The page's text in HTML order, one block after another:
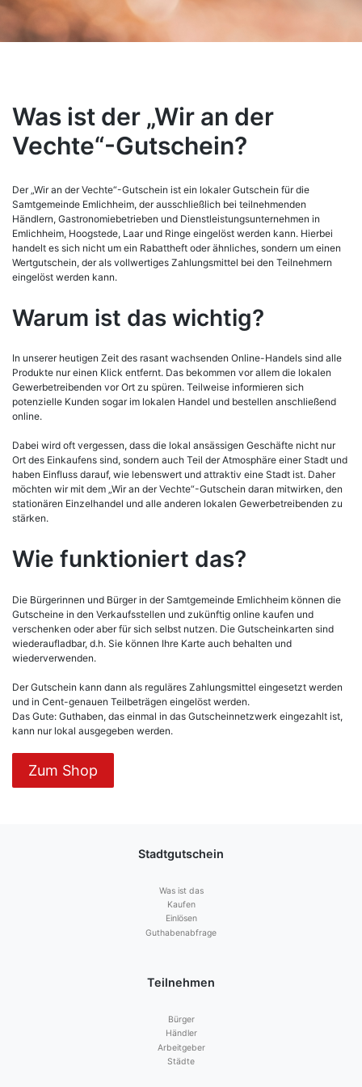
Was ist der „Wir an der
Vechte“-Gutschein?
Der „Wir an der Vechte“-Gutschein ist ein lokaler Gutschein für die
Samtgemeinde Emlichheim, der ausschließlich bei teilnehmenden
Händlern, Gastronomiebetrieben und Dienstleistungsunternehmen in
Emlichheim, Hoogstede, Laar und Ringe eingelöst werden kann. Hierbei
handelt es sich nicht um ein Rabattheft oder ähnliches, sondern um einen
Wertgutschein, der als vollwertiges Zahlungsmittel bei den Teilnehmern
eingelöst werden kann.
Warum ist das wichtig?
In unserer heutigen Zeit des rasant wachsenden Online-Handels sind alle
Produkte nur einen Klick entfernt. Das bekommen vor allem die lokalen
Gewerbetreibenden vor Ort zu spüren. Teilweise informieren sich
potenzielle Kunden sogar im lokalen Handel und bestellen anschließend
online.
Dabei wird oft vergessen, dass die lokal ansässigen Geschäfte nicht nur
Ort des Einkaufens sind, sondern auch Teil der Atmosphäre einer Stadt und
haben Einfluss darauf, wie lebenswert und attraktiv eine Stadt ist. Daher
möchten wir mit dem „Wir an der Vechte“-Gutschein daran mitwirken, den
stationären Einzelhandel und alle anderen lokalen Gewerbetreibenden zu
stärken.
Wie funktioniert das?
Die Bürgerinnen und Bürger in der Samtgemeinde Emlichheim können die
Gutscheine in den Verkaufsstellen und zukünftig online kaufen und
verschenken oder aber für sich selbst nutzen. Die Gutscheinkarten sind
wiederaufladbar, d.h. Sie können Ihre Karte auch behalten und
wiederverwenden.
Der Gutschein kann dann als reguläres Zahlungsmittel eingesetzt werden
und in Cent-genauen Teilbeträgen eingelöst werden.
Das Gute: Guthaben, das einmal in das Gutscheinnetzwerk eingezahlt ist,
kann nur lokal ausgegeben werden.
Zum Shop
Stadtgutschein
Was ist das
Kaufen
Einlösen
Guthabenabfrage
Teilnehmen
Bürger
Händler
Arbeitgeber
Städte